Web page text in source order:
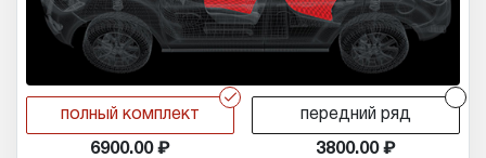
r
полный комплект
6900.00
передний ряд
3800.00